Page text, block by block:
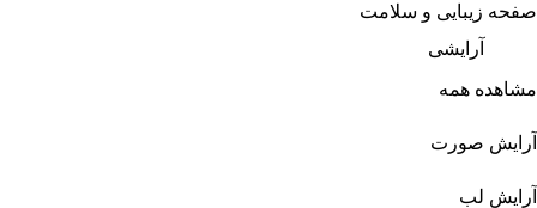
صفحه زیبایی و سلامت
آرایشی
مشاهده همه
آرایش صورت
آرایش لب